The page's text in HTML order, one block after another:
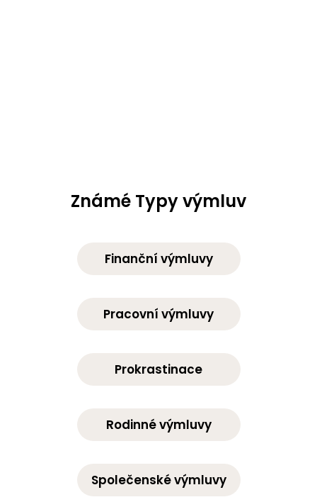
Známé Typy výmluv
Finanční výmluvy
Pracovní výmluvy
Prokrastinace
Rodinné výmluvy
Společenské výmluvy